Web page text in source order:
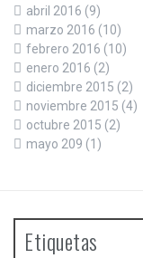
abril 2016 (9)
marzo 2016 (10)
febrero 2016 (10)
enero 2016 (2)
diciembre 2015 (2)
noviembre 2015 (4)
octubre 2015 (2)
mayo 209 (1)
Etiquetas